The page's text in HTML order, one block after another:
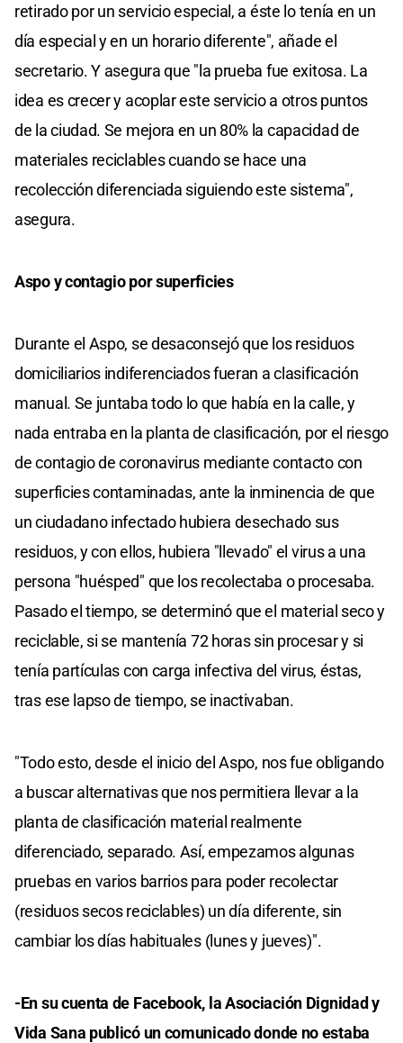
retirado por un servicio especial, a éste lo tenía en un
día especial y en un horario diferente", añade el
secretario. Y asegura que "la prueba fue exitosa. La
idea es crecer y acoplar este servicio a otros puntos
de la ciudad. Se mejora en un 80% la capacidad de
materiales reciclables cuando se hace una
recolección diferenciada siguiendo este sistema",
asegura.
Aspo y contagio por superficies
Durante el Aspo, se desaconsejó que los residuos
domiciliarios indiferenciados fueran a clasificación
manual. Se juntaba todo lo que había en la calle, y
nada entraba en la planta de clasificación, por el riesgo
de contagio de coronavirus mediante contacto con
superficies contaminadas, ante la inminencia de que
un ciudadano infectado hubiera desechado sus
residuos, y con ellos, hubiera "llevado" el virus a una
persona "huésped" que los recolectaba o procesaba.
Pasado el tiempo, se determinó que el material seco y
reciclable, si se mantenía 72 horas sin procesar y si
tenía partículas con carga infectiva del virus, éstas,
tras ese lapso de tiempo, se inactivaban.
"Todo esto, desde el inicio del Aspo, nos fue obligando
a buscar alternativas que nos permitiera llevar a la
planta de clasificación material realmente
diferenciado, separado. Así, empezamos algunas
pruebas en varios barrios para poder recolectar
(residuos secos reciclables) un día diferente, sin
cambiar los días habituales (lunes y jueves)".
-En su cuenta de Facebook, la Asociación Dignidad y
Vida Sana publicó un comunicado donde no estaba